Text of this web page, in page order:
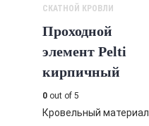
СКАТНОЙ КРОВЛИ
Проходной
элемент Pelti
кирпичный
0 out of 5
Кровельный материал